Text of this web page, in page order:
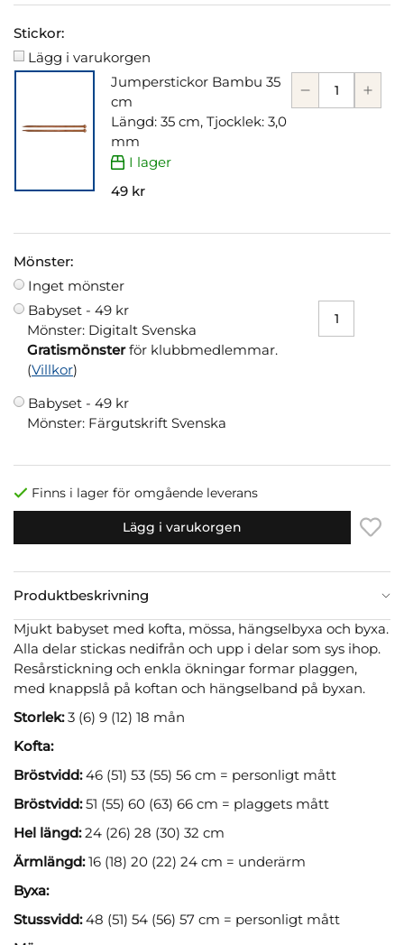
Stickor:
Lägg i varukorgen
Jumperstickor Bambu 35
cm
Längd: 35 cm, Tjocklek: 3,0
mm
I lager
49 kr
Mönster:
Inget mönster
Babyset - 49 kr
Mönster: Digitalt Svenska
Gratismönsterför klubbmedlemmar.
(Villkor)
Babyset - 49 kr
Mönster: Färgutskrift Svenska
Finns i lager för omgående leverans
Lägg i varukorgen
Produktbeskrivning
Mjukt babyset med kofta, mössa, hängselbyxa och byxa.
Alla delar stickas nedifrån och upp i delar som sys ihop.
Resårstickning och enkla ökningar formar plaggen,
med knappslå på koftan och hängselband på byxan.
Storlek:3 (6) 9 (12) 18 mån
Kofta:
Bröstvidd:46 (51) 53 (55) 56 cm = personligt mått
Bröstvidd:51 (55) 60 (63) 66 cm = plaggets mått
Hel längd:24 (26) 28 (30) 32 cm
Ärmlängd:16 (18) 20 (22) 24 cm = underärm
Byxa:
Stussvidd:48 (51) 54 (56) 57 cm = personligt mått